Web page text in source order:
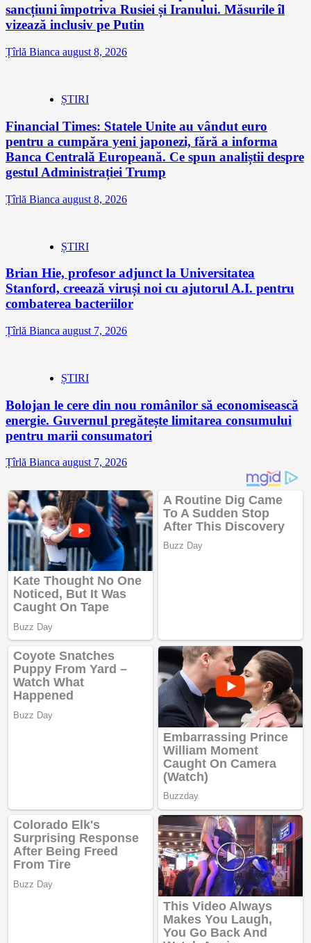
sancțiuni împotriva Rusiei și Iranului. Măsurile îl
vizează inclusiv pe Putin
Țîrlă Bianca august 8, 2026
ȘTIRI
Financial Times: Statele Unite au vândut euro
pentru a cumpăra yeni japonezi, fără a informa
Banca Centrală Europeană. Ce spun analiștii despre
gestul Administrației Trump
Țîrlă Bianca august 8, 2026
ȘTIRI
Brian Hie, profesor adjunct la Universitatea
Stanford, creează viruși noi cu ajutorul A.I. pentru
combaterea bacteriilor
Țîrlă Bianca august 7, 2026
ȘTIRI
Bolojan le cere din nou românilor să economisească
energie. Guvernul pregătește limitarea consumului
pentru marii consumatori
Țîrlă Bianca august 7, 2026